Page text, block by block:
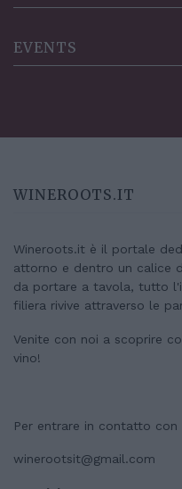
EVENTS
WINEROOTS.IT
Wineroots.it è il portale
attorno e dentro un calice
da portare a tavola, tutto
filiera rivive attraverso le
Venite con noi a scoprire
vino!
Per entrare in contatto con
winerootsit@gmail.com